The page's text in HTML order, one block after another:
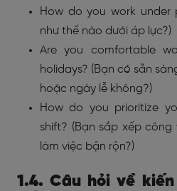
How do you work under
như thế nào dưới áp lực?)
Are you comfortable
holidays? (Bạn có sẵn
hoặc ngày lễ không?)
How do you prioritize
shift? (Bạn sắp xếp
làm việc bận rộn?)
1.4. Câu hỏi về